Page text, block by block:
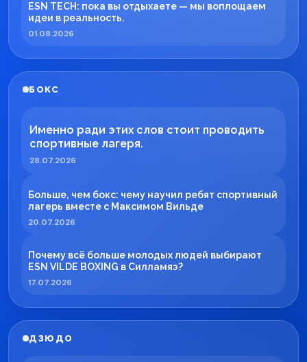
ESN TECH: пока вы отдыхаете — мы воплощаем
идеи в реальность.
01.08.2026
БОКС
Именно ради этих слов стоит проводить
спортивные лагеря.
28.07.2026
Больше, чем бокс: чему научил ребят спортивный
лагерь вместе с Максимом Вильде
20.07.2026
Почему всё больше молодых людей выбирают
ESN VILDE BOXING в Силламяэ?
17.07.2026
ДЗЮДО